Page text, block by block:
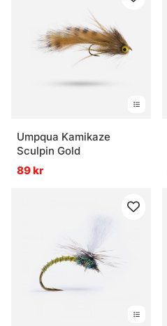
Umpqua Kamikaze
Sculpin Gold
89 kr